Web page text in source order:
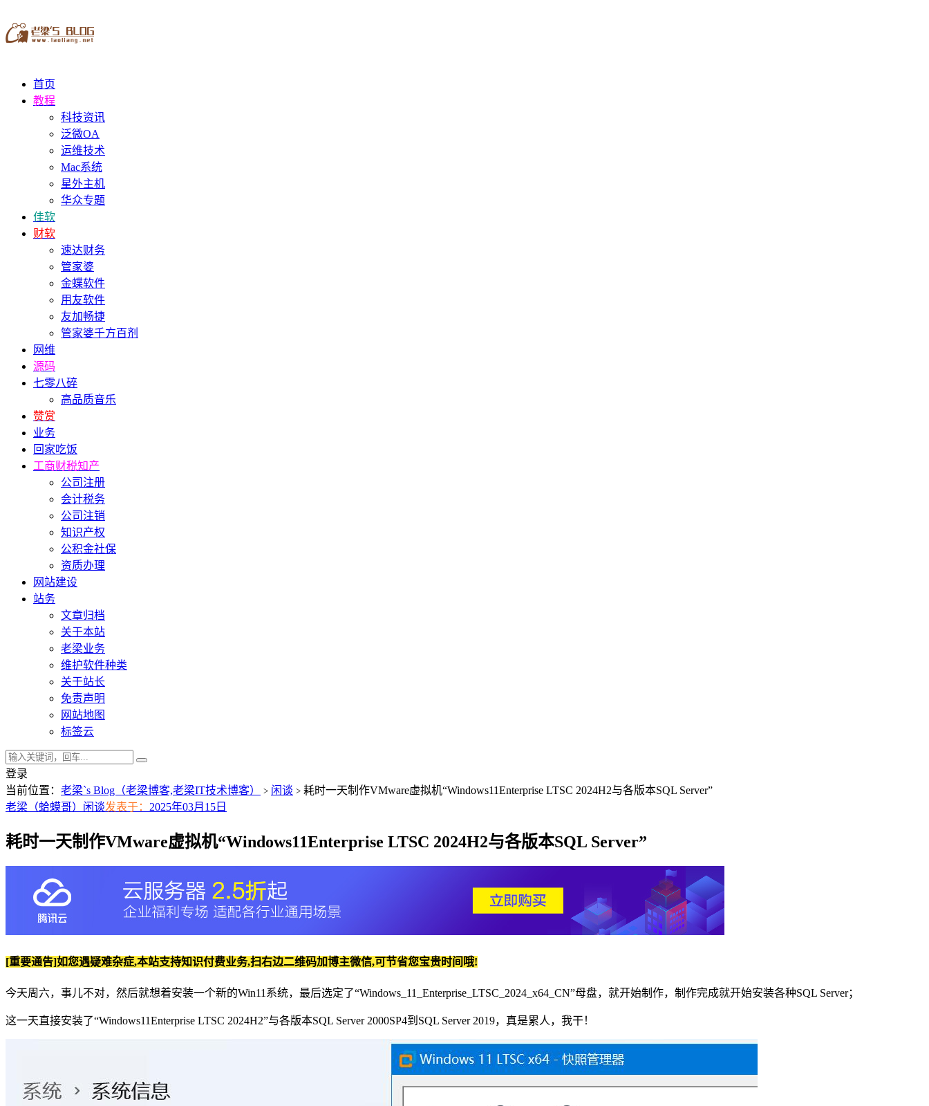
首页
教程
科技资讯
泛微OA
运维技术
Mac系统
星外主机
华众专题
佳软
财软
速达财务
管家婆
金蝶软件
用友软件
友加畅捷
管家婆千方百剂
网维
源码
七零八碎
高品质音乐
赞赏
业务
回家吃饭
工商财税知产
公司注册
会计税务
公司注销
知识产权
公积金社保
资质办理
网站建设
站务
文章归档
关于本站
老梁业务
维护软件种类
关于站长
免责声明
网站地图
标签云
登录
当前位置： 老梁`s Blog（老梁博客,老梁IT技术博客） > 闲谈 > 耗时一天制作VMware虚拟机“Windows11Enterprise LTSC 2024H2与各版本SQL Server”
老梁（蛤蟆哥） 闲谈发表于： 2025年03月15日
耗时一天制作VMware虚拟机“Windows11Enterprise LTSC 2024H2与各版本SQL Server”
[重要通告]如您遇疑难杂症,本站支持知识付费业务,扫右边二维码加博主微信,可节省您宝贵时间哦!
今天周六，事儿不对，然后就想着安装一个新的Win11系统，最后选定了“Windows_11_Enterprise_LTSC_2024_x64_CN”母盘，就开始制作，制作完成就开始安装各种SQL Server；
这一天直接安装了“Windows11Enterprise LTSC 2024H2”与各版本SQL Server 2000SP4到SQL Server 2019，真是累人，我干！